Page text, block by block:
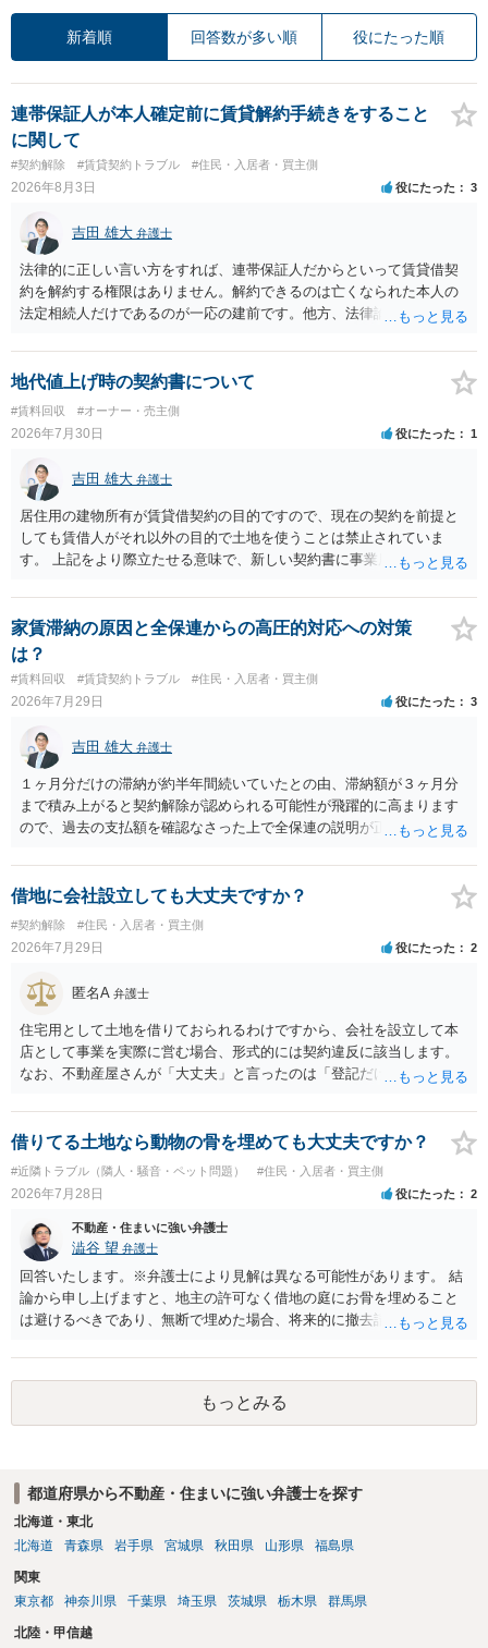
新着順 回答数が多い順 役にたった順
連帯保証人が本人確定前に賃貸解約手続きをすること
に関して
#契約解除 #賃貸契約トラブル #住民・入居者・買主側
2026年8月3日 役にたった 3
吉田 雄大 弁護士
法律的に正しい言い方をすれば、連帯保証人だからといって賃貸借契
約を解約する権限はありません。解約できるのは亡くなられた本人の
法定相続人だけであるのが一応の建前です。他方、法律論はさてお
する動機づけがなくなります。 今回進められつつある手続はあくまで
も、建物を賃貸人に一日も早く明け渡すための便宜的方法として理解
するのが良いと思います。またその方法で進めた方が、連帯保証人で
あるお知り合いさんにとっても、自身の経済的負担を最小限に食い止
められるため望ましいやり方だといえます。
地代値上げ時の契約書について
#賃料回収 #オーナー・売主側
2026年7月30日 役にたった 1
吉田 雄大 弁護士
居住用の建物所有が賃貸借契約の目的ですので、現在の契約を前提と
しても賃借人がそれ以外の目的で土地を使うことは禁止されていま
す。 上記をより際立たせる意味で、新しい契約書に事業用として用い
交渉である以上賃借人が拒んだ場合には入りませんが、提案するのは
良い方法と思います。
家賃滞納の原因と全保連からの高圧的対応への対策
は？
#賃料回収 #賃貸契約トラブル #住民・入居者・買主側
2026年7月29日 役にたった 3
吉田 雄大 弁護士
１ヶ月分だけの滞納が約半年間続いていたとの由、滞納額が３ヶ月分
まで積み上がると契約解除が認められる可能性が飛躍的に高まります
ので、過去の支払額を確認なさった上で全保連の説明が正しければ、
た理由は気になるところですが、中身のある返答は期待できないと思
います。
借地に会社設立しても大丈夫ですか？
#契約解除 #住民・入居者・買主側
2026年7月29日 役にたった 2
匿名A 弁護士
住宅用として土地を借りておられるわけですから、会社を設立して本
店として事業を実際に営む場合、形式的には契約違反に該当します。
なお、不動産屋さんが「大丈夫」と言ったのは「登記だけなら実務上
れますが、これは法的な保証ではありません。 ただ、解除まで認めら
れるかどうかについては信頼関係が破壊されたかどうかで判断されま
すので、建物を事務所・店舗用に大きく改築する等までなさらない限
り、リスクはそれほど大きくないかもしれません。 しかしそれでも、
大家さんが契約違反を口実に、将来の更新時に更新料の上乗せを要求
したり、立ち退きを迫る材料に使ったりする可能性は否定できませ
ん。
借りてる土地なら動物の骨を埋めても大丈夫ですか？
#近隣トラブル（隣人・騒音・ペット問題） #住民・入居者・買主側
2026年7月28日 役にたった 2
不動産・住まいに強い弁護士
澁谷 望 弁護士
回答いたします。※弁護士により見解は異なる可能性があります。 結
論から申し上げますと、地主の許可なく借地の庭にお骨を埋めること
は避けるべきであり、無断で埋めた場合、将来的に撤去請求や退去時
上、自分のペットの遺骨を埋める行為自体は墓地埋葬法違反や不法投
棄には該当しないため、犯罪になるわけではありません。しかし、建
物の所有者は質問者様であっても、土地の所有権はあくまで地主にあ
ります。そのため、地主に無断でお骨を埋める行為は、他人の所有権
事前に地主へ相談して許可を得るか、土地に直接埋めずに大きめの鉢
植え等で供養する「プランター葬」や、ペット霊園等への納骨を検討
されるのが確実かと思います。
もっとみる
都道府県から不動産・住まいに強い弁護士を探す
北海道・東北
北海道
青森県 岩手県 宮城県 秋田県 山形県 福島県
関東
東京都
神奈川県 千葉県 埼玉県 茨城県 栃木県 群馬県
北陸・甲信越